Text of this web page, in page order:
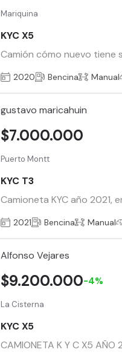
Mariquina
KYC X5
Camión cómo nuevo tiene
2020 Bencina Manual
gustavo maricahuin
Puerto Montt
KYC T3
Camioneta KYC año
$7.000.000
2021 Bencina Manual
Alfonso Vejares
La Cisterna
KYC X5
CAMIONETA K Y C X5 AÑO
$9.200.000-4%